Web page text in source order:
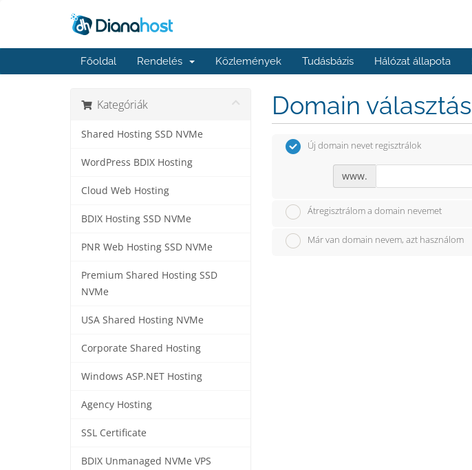
Főoldal Rendelés Közlemények Tudásbázis Hálózat állapota
Kategóriák
Shared Hosting SSD NVMe
WordPress BDIX Hosting
Cloud Web Hosting
BDIX Hosting SSD NVMe
PNR Web Hosting SSD NVMe
Premium Shared Hosting SSD
NVMe
USA Shared Hosting NVMe
Corporate Shared Hosting
Windows ASP.NET Hosting
Agency Hosting
SSL Certificate
BDIX Unmanaged NVMe VPS
Domain
Új domain nevet regisztrálok
www.
Átregisztrálom a domain nevemet
Már van domain nevem, azt használom